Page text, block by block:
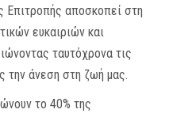
Επιτροπής αποσκοπεί στη
ευκαιριών και
ταυτόχρονα τις
την άνεση στη ζωή μας.
το 40% της